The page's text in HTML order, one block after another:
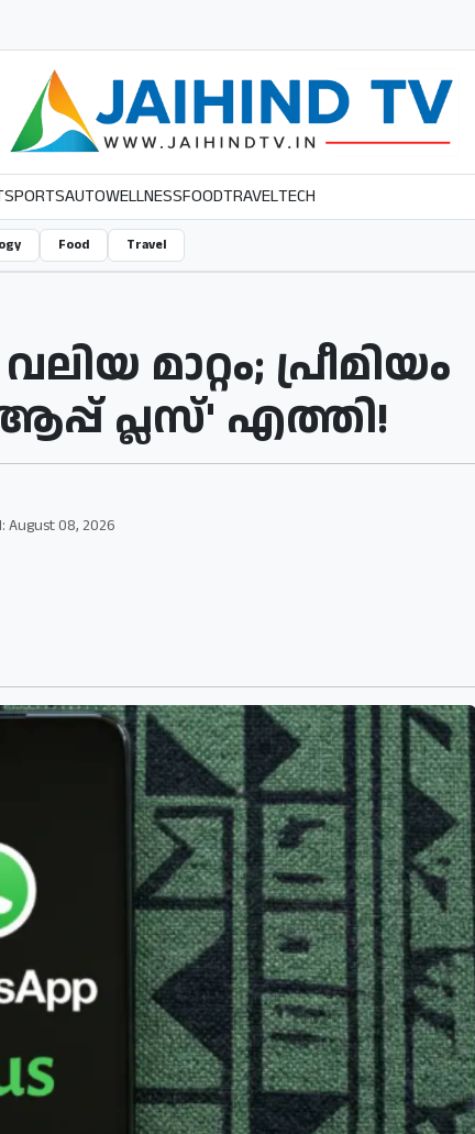
SPORTSAUTOWELLNESSFOODTRAVELTECH
Food Travel
മാറ്റം; പ്രീമിയം
പ്ലസ്' എത്തി!
August 08, 2026